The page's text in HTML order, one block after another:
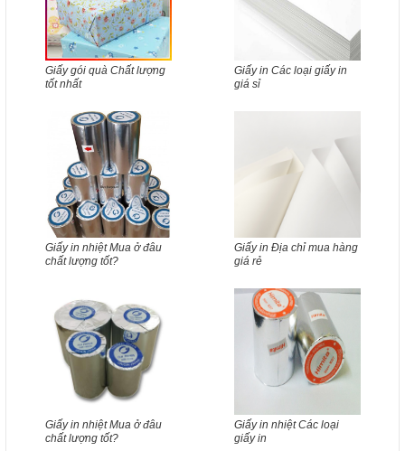
Giấy gói quà Chất lượng
tốt nhất
Giấy in Các loại giấy in
giá sỉ
Giấy in nhiệt Mua ở đâu
chất lượng tốt?
Giấy in Địa chỉ mua hàng
giá rẻ
Giấy in nhiệt Mua ở đâu
chất lượng tốt?
Giấy in nhiệt Các loại
giấy in